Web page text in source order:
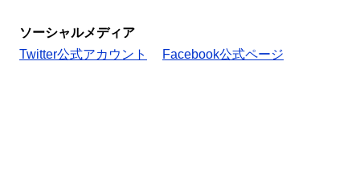
ソーシャルメディア
Twitter公式アカウント
Facebook公式ページ